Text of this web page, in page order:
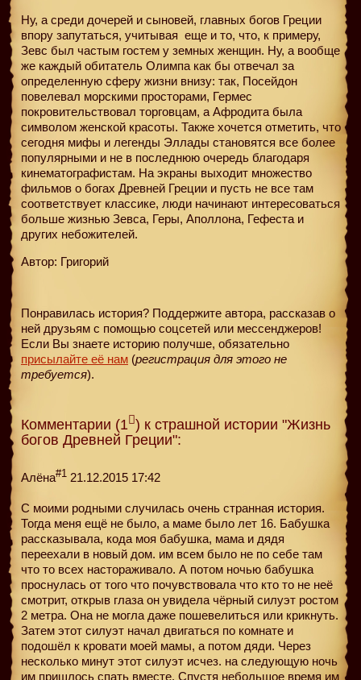
Ну, а среди дочерей и сыновей, главных богов Греции
впору запутаться, учитывая еще и то, что, к примеру,
Зевс был частым гостем у земных женщин. Ну, а вообще
же каждый обитатель Олимпа как бы отвечал за
определенную сферу жизни внизу: так, Посейдон
повелевал морскими просторами, Гермес
покровительствовал торговцам, а Афродита была
символом женской красоты. Также хочется отметить, что
сегодня мифы и легенды Эллады становятся все более
популярными и не в последнюю очередь благодаря
кинематографистам. На экраны выходит множество
фильмов о богах Древней Греции и пусть не все там
соответствует классике, люди начинают интересоваться
больше жизнью Зевса, Геры, Аполлона, Гефеста и
других небожителей.
Автор: Григорий
Понравилась история? Поддержите автора, рассказав о
ней друзьям с помощью соцсетей или мессенджеров!
Если Вы знаете историю получше, обязательно
присылайте её нам (регистрация для этого не
требуется).
Комментарии (1 ) к страшной истории "Жизнь
богов Древней Греции":
Алёна#1 21.12.2015 17:42
С моими родными случилась очень странная история.
Тогда меня ещё не было, а маме было лет 16. Бабушка
рассказывала, кода моя бабушка, мама и дядя
переехали в новый дом. им всем было не по себе там
что то всех настораживало. А потом ночью бабушка
проснулась от того что почувствовала что кто то не неё
смотрит, открыв глаза он увидела чёрный силуэт ростом
2 метра. Она не могла даже пошевелиться или крикнуть.
Затем этот силуэт начал двигаться по комнате и
подошёл к кровати моей мамы, а потом дяди. Через
несколько минут этот силуэт исчез. на следующую ночь
им пришлось спать вместе. Спустя небольшое время им